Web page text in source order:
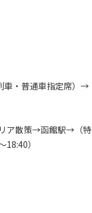
車・普通車指定席）→
ア散策→函館駅→（特
）